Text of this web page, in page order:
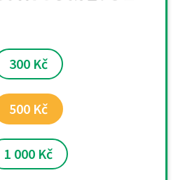
300 Kč
500 Kč
1 000 Kč